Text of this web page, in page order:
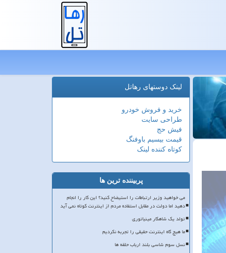
لینک دوستهای رهاتل
خرید و فروش خودرو
طراحی سایت
فیش حج
قیمت بیسیم باوفنگ
کوتاه کننده لینک
پربیننده ترین ها
می خواهید وزیر ارتباطات را استیضاح کنید؟ این کار را انجام
دهید اما دولت در مقابل استفاده مردم از اینترنت کوتاه نمی آید
تولد یک شاهکار مینیاتوری
ما هیچ گاه اینترنت حقیقی را تجربه نکردیم
نسل سوم شاسی بلند ارباب حلقه ها